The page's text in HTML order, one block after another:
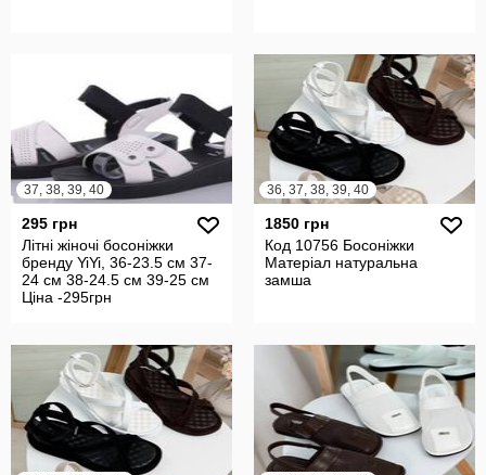
37, 38, 39, 40
295 грн
Літні жіночі босоніжки
бренду YiYi, 36-23.5 см 37-
24 см 38-24.5 см 39-25 см
Ціна -295грн
36, 37, 38, 39, 40
1850 грн
Код 10756 Босоніжки
Матеріал натуральна
замша